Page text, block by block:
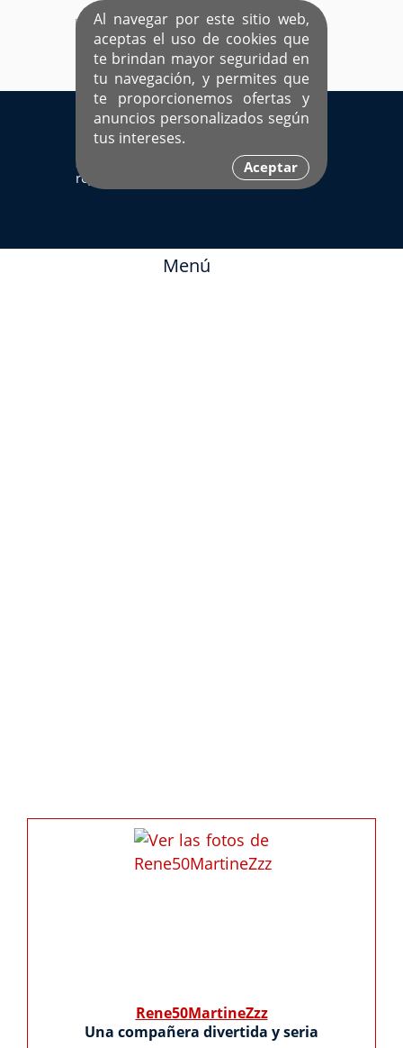
Al navegar por este sitio web,
aceptas el uso de cookies que
te brindan mayor seguridad en
tu navegación, y permites que
te proporcionemos ofertas y
anuncios personalizados según
tus intereses.
Aceptar
EL ÚNICO SITIO DEDICADO A SOLTEROS
HISPANOS COMO TÚ
Ingresa aquí
Sí ya estás
registrado
Menú
Rene50MartineZzz
Una compañera divertida y seria